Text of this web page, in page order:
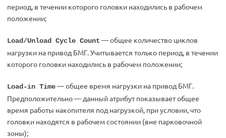
период, в течении которого головки находились в рабочем
положении;
Load/Unload Cycle Count — общее количество циклов
нагрузки на привод БМГ. Учитывается только период, в течении
которого головки находились в рабочем положении;
Load-in Time— общее время нагрузки на привод БМГ.
Предположительно — данный атрибут показывает общее
время работы накопителя под нагрузкой, при условии, что
головки находятся в рабочем состоянии (вне парковочной
зоны);